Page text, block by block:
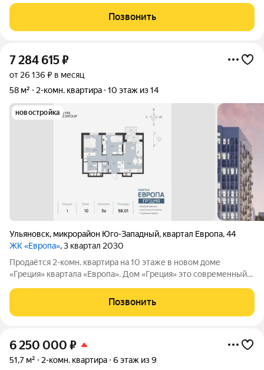
собственник. Быстрая сделка. Всего 5 минут до парка Победы.
Такие предложения долго не
Позвонить
7 284 615₽
от 26 136 ₽ в месяц
58 м²
2-комн. квартира 10 этаж из 14
новостройка
Ульяновск, микрорайон Юго-Западный, квартал Европа,44
ЖК «Европа», 3 квартал 2030
Продаётся 2-комн. квартира на 10 этаже в новом доме
«Греция» квартала «Европа». Дом «Греция» это современный
Ульяновска. Здесь продумано всё для комфортной жизни:
уютный зелёный двор без машин,
Позвонить
6 250 000 ₽
51,7 м² 2-комн. квартира 6 этаж из 9